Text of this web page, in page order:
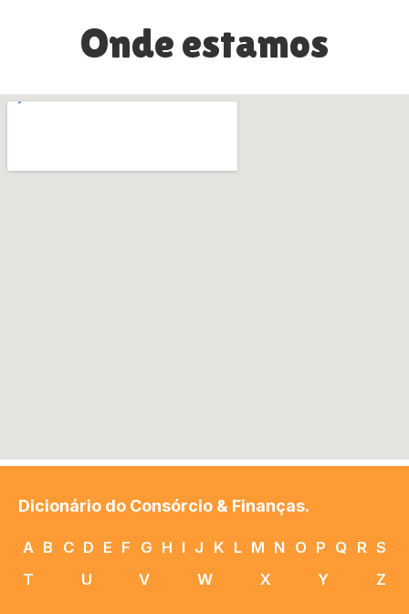
Onde estamos
Dicionário do Consórcio & Finanças.
A B C D E F G H I J K L M N O P Q R S
T
U V W X Y Z